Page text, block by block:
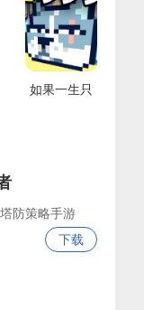
如果一生只
防策略手游
下载